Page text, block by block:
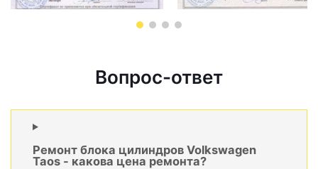
Вопрос-ответ
Ремонт блока цилиндров Volkswagen
Taos - какова цена ремонта?